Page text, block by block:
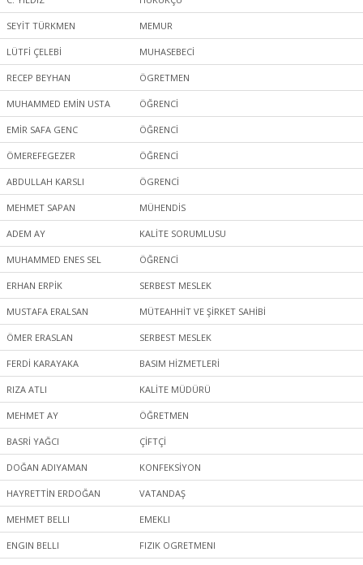
SEYİT TÜRKMEN MEMUR
LÜTFİ ÇELEBİ MUHASEBECİ
RECEP BEYHAN ÖGRETMEN
MUHAMMED EMİN USTA ÖĞRENCİ
EMİR SAFA GENC ÖĞRENCİ
ÖMEREFEGEZER ÖĞRENCİ
ABDULLAH KARSLI ÖGRENCİ
MEHMET SAPAN MÜHENDİS
ADEM AY KALİTE SORUMLUSU
MUHAMMED ENES SEL ÖĞRENCİ
ERHAN ERPİK SERBEST MESLEK
MUSTAFA ERALSAN MÜTEAHHİT VE ŞİRKET SAHİBİ
ÖMER ERASLAN SERBEST MESLEK
FERDİ KARAYAKA BASIM HİZMETLERİ
RIZA ATLI KALİTE MÜDÜRÜ
MEHMET AY ÖĞRETMEN
BASRİ YAĞCI ÇİFTÇİ
DOĞAN ADIYAMAN KONFEKSİYON
HAYRETTİN ERDOĞAN VATANDAŞ
MEHMET BELLI EMEKLI
ENGIN BELLI FIZIK OGRETMENI